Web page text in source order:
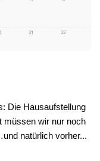
Die Hausaufstellung
müssen wir nur noch
natürlich vorher...